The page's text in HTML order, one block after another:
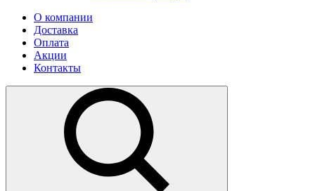
О компании
Доставка
Оплата
Акции
Контакты